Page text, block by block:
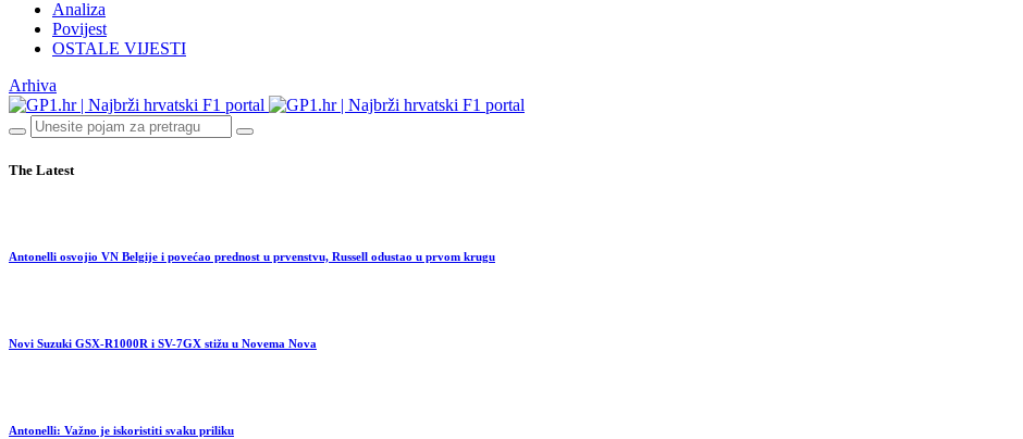
Analiza
Povijest
OSTALE VIJESTI
Arhiva
The Latest
Antonelli osvojio VN Belgije i povećao prednost u prvenstvu, Russell odustao u prvom krugu
Novi Suzuki GSX-R1000R i SV-7GX stižu u Novema Nova
Antonelli: Važno je iskoristiti svaku priliku